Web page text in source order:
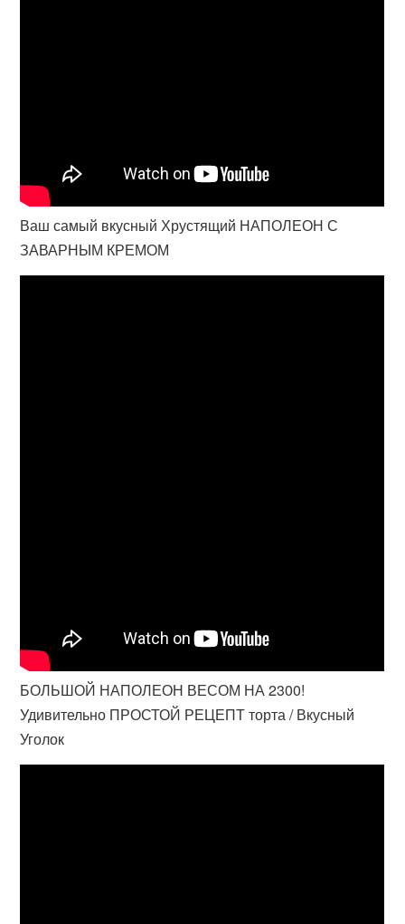
Ваш самый вкусный Хрустящий НАПОЛЕОН С
ЗАВАРНЫМ КРЕМОМ
БОЛЬШОЙ НАПОЛЕОН ВЕСОМ НА 2300!
Удивительно ПРОСТОЙ РЕЦЕПТ торта / Вкусный
Уголок